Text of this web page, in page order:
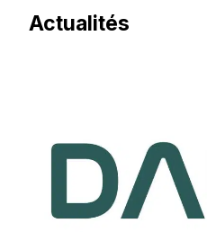
Actualités